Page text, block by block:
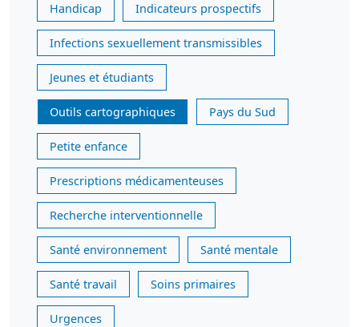
Handicap Indicateurs prospectifs
Infections sexuellement transmissibles
Jeunes et étudiants
Outils cartographiques Pays du Sud
Petite enfance
Prescriptions médicamenteuses
Recherche interventionnelle
Santé environnement Santé mentale
Santé travail Soins primaires
Urgences